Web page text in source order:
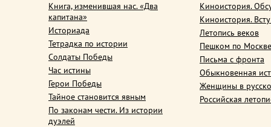
Книга, изменившая нас. «Два
капитана»
Историада
Тетрадка по истории
Солдаты Победы
Час истины
Герои Победы
Тайное становится явным
По законам чести. Из истории
дуэлей
Киноистория.
Киноистория.
Летопись веков
Пешком по Москве
Письма с фронта
Обыкновенная
Женщины в
Российская